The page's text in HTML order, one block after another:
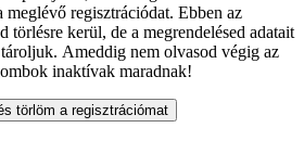
meglévő regisztrációdat. Ebben az
törlésre kerül, de a megrendelésed adatait
Ameddig nem olvasod végig az
inaktívak maradnak!
törlöm a regisztrációmat